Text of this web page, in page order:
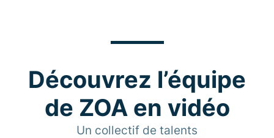
Découvrez l’équipe
de ZOA en vidéo
Un collectif de talents